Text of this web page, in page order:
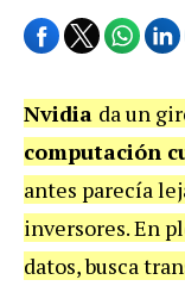
Nvidia da un
computación
antes parecía
inversores. En
datos, busca